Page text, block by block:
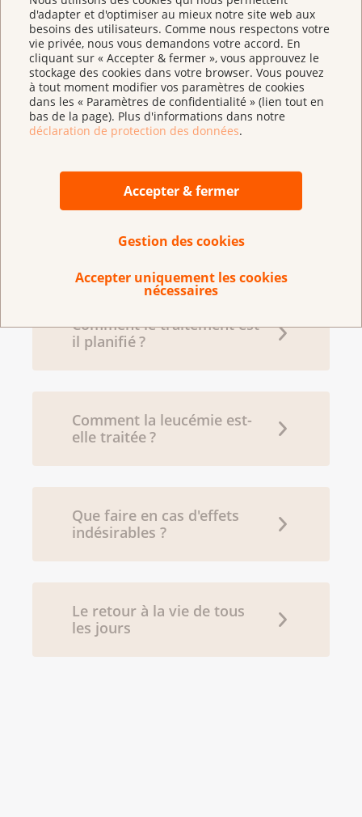
d'adapter et d'optimiser au mieux notre site web aux
besoins des utilisateurs. Comme nous respectons votre
vie privée, nous vous demandons votre accord. En
cliquant sur « Accepter & fermer », vous approuvez le
stockage des cookies dans votre browser. Vous pouvez
à tout moment modifier vos paramètres de cookies
dans les « Paramètres de confidentialité » (lien tout en
bas de la page). Plus d'informations dans notre
déclaration de protection des données.
Accepter & fermer
Gestion des cookies
Accepter uniquement les cookies
nécessaires
myeloische Leukämie bei Erwachsenen.
Wissensdatenbank
Krebsinformationsdienst, Deutsches
Krebsforschungszentrum.
https://widb.krebsinformationsdienst.de/
blutbildendes-und-verwandtes-
gewebe/aml-akute-myeloische-leukaemie-
Manegold, K. (2020, 24 août). Chronische
myeloische Leukämie. Wissensdatenbank
Krebsforschungszentrum.
blutbildendes-und-verwandtes-
gewebe/cml-chronische-myeloische-
Qu’est-ce que la leucémie ?
Les différents types de
il posé ?
Comment le traitement est-
il planifié ?
Comment la leucémie est-
elle traitée ?
Que faire en cas d'effets
indésirables ?
Le retour à la vie de tous
les jours